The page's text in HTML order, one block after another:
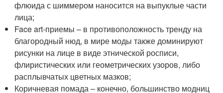
флюида с шиммером наносится на выпуклые части
лица;
Face art-приемы – в противоположность тренду на
благородный нюд, в мире моды также доминируют
рисунки на лице в виде этнической росписи,
флиристических или геометрических узоров, либо
расплывчатых цветных мазков;
Коричневая помада – конечно, большинство модниц